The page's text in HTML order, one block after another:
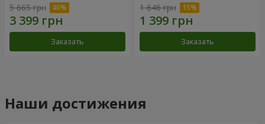
5 665 грн
Заказать
1 646 грн
Заказать
Наши достижения